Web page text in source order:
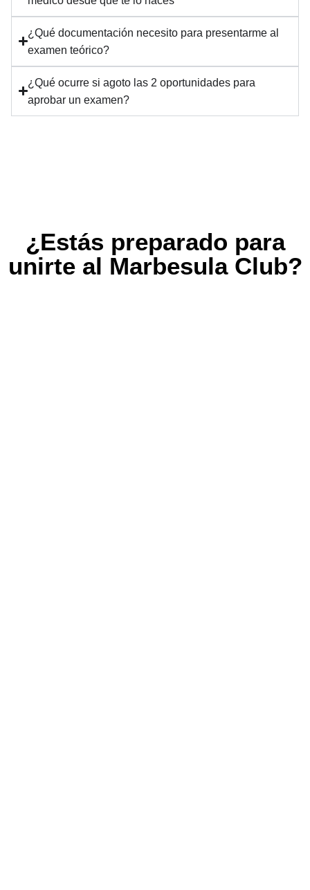
¿Qué documentación necesito para presentarme al
examen teórico?
¿Qué ocurre si agoto las 2 oportunidades para
aprobar un examen?
¿Estás preparado para
unirte al Marbesula Club?